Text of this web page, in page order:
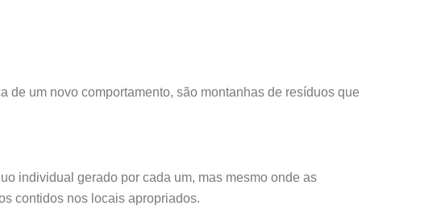
de um novo comportamento, são montanhas de resíduos que
individual gerado por cada um, mas mesmo onde as
contidos nos locais apropriados.